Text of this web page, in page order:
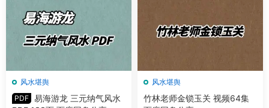
风水堪舆
PDF 易海游龙 三元纳气风水
风水堪舆
竹林老师金锁玉关 视频64集